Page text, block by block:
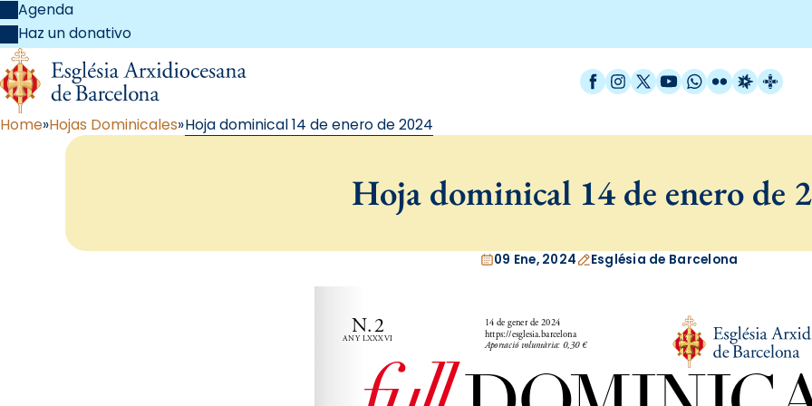
Agenda
Haz un donativo
Facebook
Instagram
X / Twitter
YouTube
WhatsApp
FlickrRadio
Home Hojas Dominicales Hoja dominical 14 de enero de 2024
Hoja dominical 14 de enero de
09 Ene, 2024 Església de Barcelona